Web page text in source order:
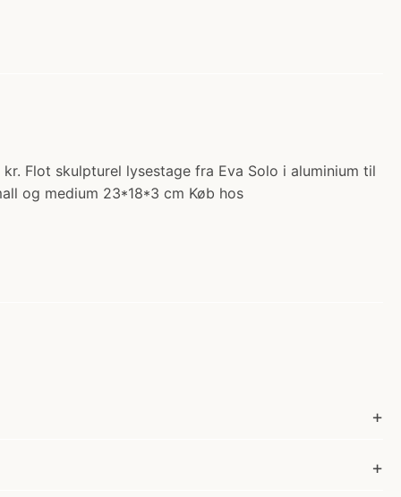
Flot skulpturel lysestage fra Eva Solo i aluminium til
og medium 23*18*3 cm Køb hos